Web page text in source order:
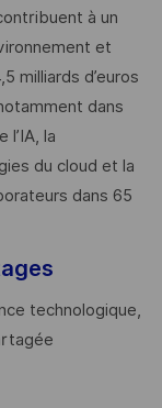
à un
et
milliards d’euros
dans
l’IA, la
du cloud et la
dans 65
technologique,